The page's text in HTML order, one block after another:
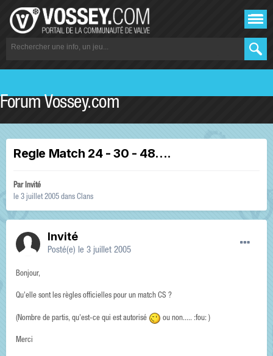
Forum Vossey.com
Regle Match 24 - 30 - 48....
Par Invité
le 3 juillet 2005 dans Clans
Invité
Posté(e) le 3 juillet 2005
Bonjour,
Qu'elle sont les règles officielles pour un match CS ?
(Nombre de partis, qu'est-ce qui est autorisé ou non..... :fou: )
Merci